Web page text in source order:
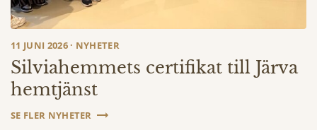
11 JUNI 2026 · NYHETER
Silviahemmets certifikat till Järva
hemtjänst
SE FLER NYHETER